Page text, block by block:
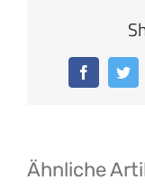
Facebook
Ähnliche